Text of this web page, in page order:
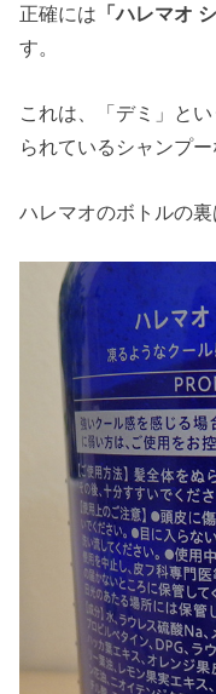
正確には 「ハレマオ
す。
これは、「デミ」と
られているシャンプー
ハレマオのボトルの